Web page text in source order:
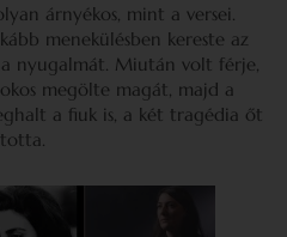
árnyékos, mint a versei.
menekülésben kereste az
nyugalmát. Miután volt férje,
megölte magát, majd a
a fiuk is, a két tragédia őt